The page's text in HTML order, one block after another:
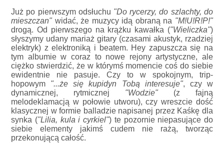
Już po pierwszym odsłuchu "Do rycerzy, do szlachty, do
mieszczan"widać, że muzycy idą obraną na "M!U!R!P!"
drogą. Od pierwszego na krążku kawałka ("Wieliczka")
słyszymy udany mariaż gitary (czasami akustyk, rzadziej
elektryk) z elektroniką i beatem. Hey zapuszcza się na
tym albumie w coraz to nowe rejony artystyczne, ale
ciężko stwierdzić, że w którymś momencie coś do siebie
ewidentnie nie pasuje. Czy to w spokojnym, trip-
hopowym "...że się kupidyn Tobą interesuje", czy w
dynamicznej, rytmicznej "Wodzie"(z fajną
melodeklamacją w połowie utworu), czy wreszcie dość
klasycznej w formie balladzie napisanej przez Kaśkę dla
synka ("Lilia, kula i cyrkiel") te pozornie niepasujące do
siebie elementy jakimś cudem nie rażą, tworząc
przekonującą całość.